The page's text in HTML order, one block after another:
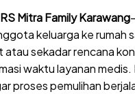
Mitra Family Karawang
keluarga ke
sekadar rencana
waktu layanan
proses pemulihan